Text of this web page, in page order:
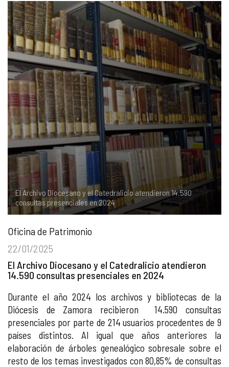
El Archivo Diocesano y el Catedralicio atendieron 14.590
consultas presenciales en 2024
Oficina de Patrimonio
22/01/2025
El Archivo Diocesano y el Catedralicio atendieron
14.590 consultas presenciales en 2024
Durante el año 2024 los archivos y bibliotecas de la
Diócesis de Zamora recibieron 14.590 consultas
presenciales por parte de 214 usuarios procedentes de 9
países distintos. Al igual que años anteriores la
elaboración de árboles genealógico sobresale sobre el
resto de los temas investigados con 80,85% de consultas
COMPLIANCE
DOCTRINA DE LA IGLESIA
PORTAL DE TRANSPARENCIA
RENDICIÓN CUENTAS ENTIDADES RELIGIOSAS
PREGUNTAS FRECUENTES
PASTORAL SAMARITANA
CENTROS SOCIALES
APOSTOLADO SEGLAR
VIDA CONSAGRADA
IMÁGENES
VÍDEOS
AUDIOS